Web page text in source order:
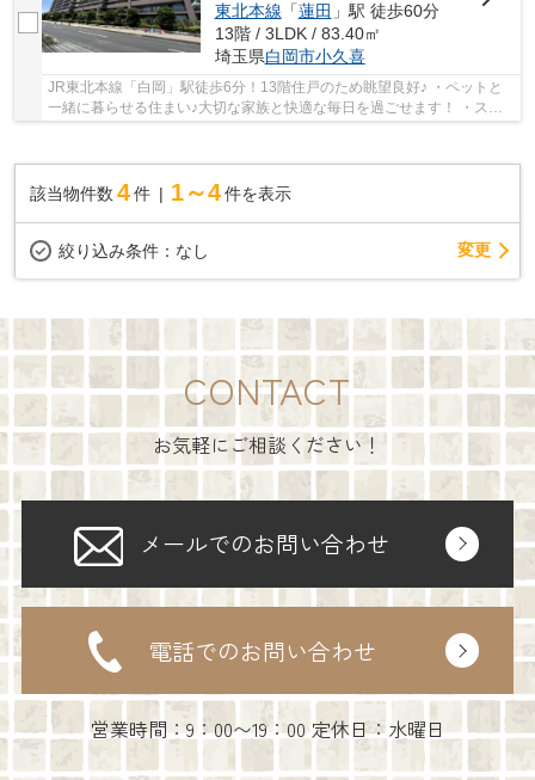
東北本線 「蓮田 」駅 徒歩60分
13階 / 3LDK / 83.40㎡
埼玉県白岡市小久喜
JR東北本線「白岡」駅徒歩6分！13階住戸のため眺望良好♪ ・ペットと
一緒に暮らせる住まい♪大切な家族と快適な毎日を過ごせます！ ・スー
該当物件数 4件 1～4 件を表示
絞り込み条件： なし 変更
CONTACT
お気軽にご相談ください！
メールでのお問い合わせ
電話でのお問い合わせ
営業時間：9：00〜19：00 定休日：水曜日